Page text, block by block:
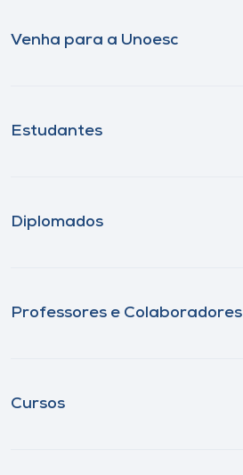
Venha para a Unoesc
Estudantes
Diplomados
Professores e Colaboradores
Cursos